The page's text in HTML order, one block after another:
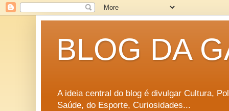
BLOG DA
A ideia central do blog é divulgar Cultura,
Saúde, do Esporte, Curiosidades...